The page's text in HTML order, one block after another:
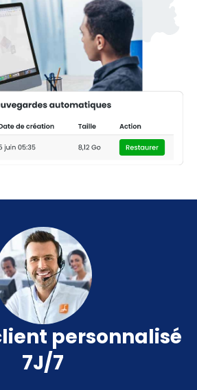
personnalisé
7J/7